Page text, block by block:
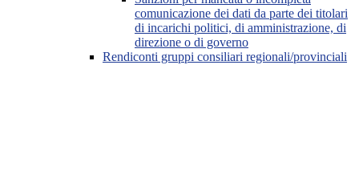
comunicazione dei dati da parte dei titolari
di incarichi politici, di amministrazione, di
direzione o di governo
Rendiconti gruppi consiliari regionali/provinciali